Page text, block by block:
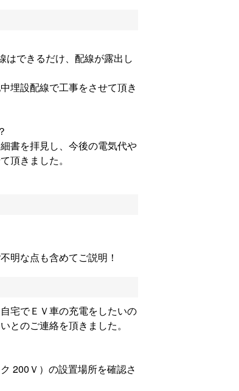
はできるだけ、配線が露出し
埋設配線で工事をさせて頂き
書を拝見し、今後の電気代や
頂きました。
明な点も含めてご説明！
宅でＥＶ車の充電をしたいの
とのご連絡を頂きました。
200Ｖ）の設置場所を確認さ